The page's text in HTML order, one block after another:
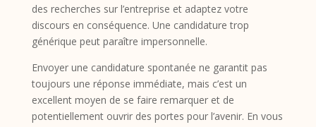
des recherches sur l’entreprise et adaptez votre
discours en conséquence. Une candidature trop
générique peut paraître impersonnelle.
Envoyer une candidature spontanée ne garantit pas
toujours une réponse immédiate, mais c’est un
excellent moyen de se faire remarquer et de
potentiellement ouvrir des portes pour l’avenir. En vous